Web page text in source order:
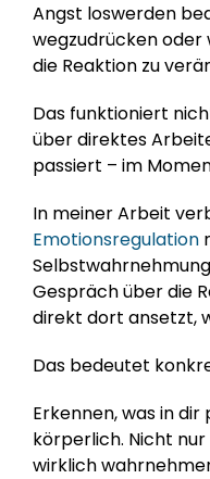
Angst loswerden
wegzudrücken oder
die Reaktion zu
Das funktioniert
über direktes
passiert – im
Emotionsregulation
Gespräch über die
direkt dort ansetzt,
Das bedeutet
Erkennen, was in
körperlich. Nicht
wirklich